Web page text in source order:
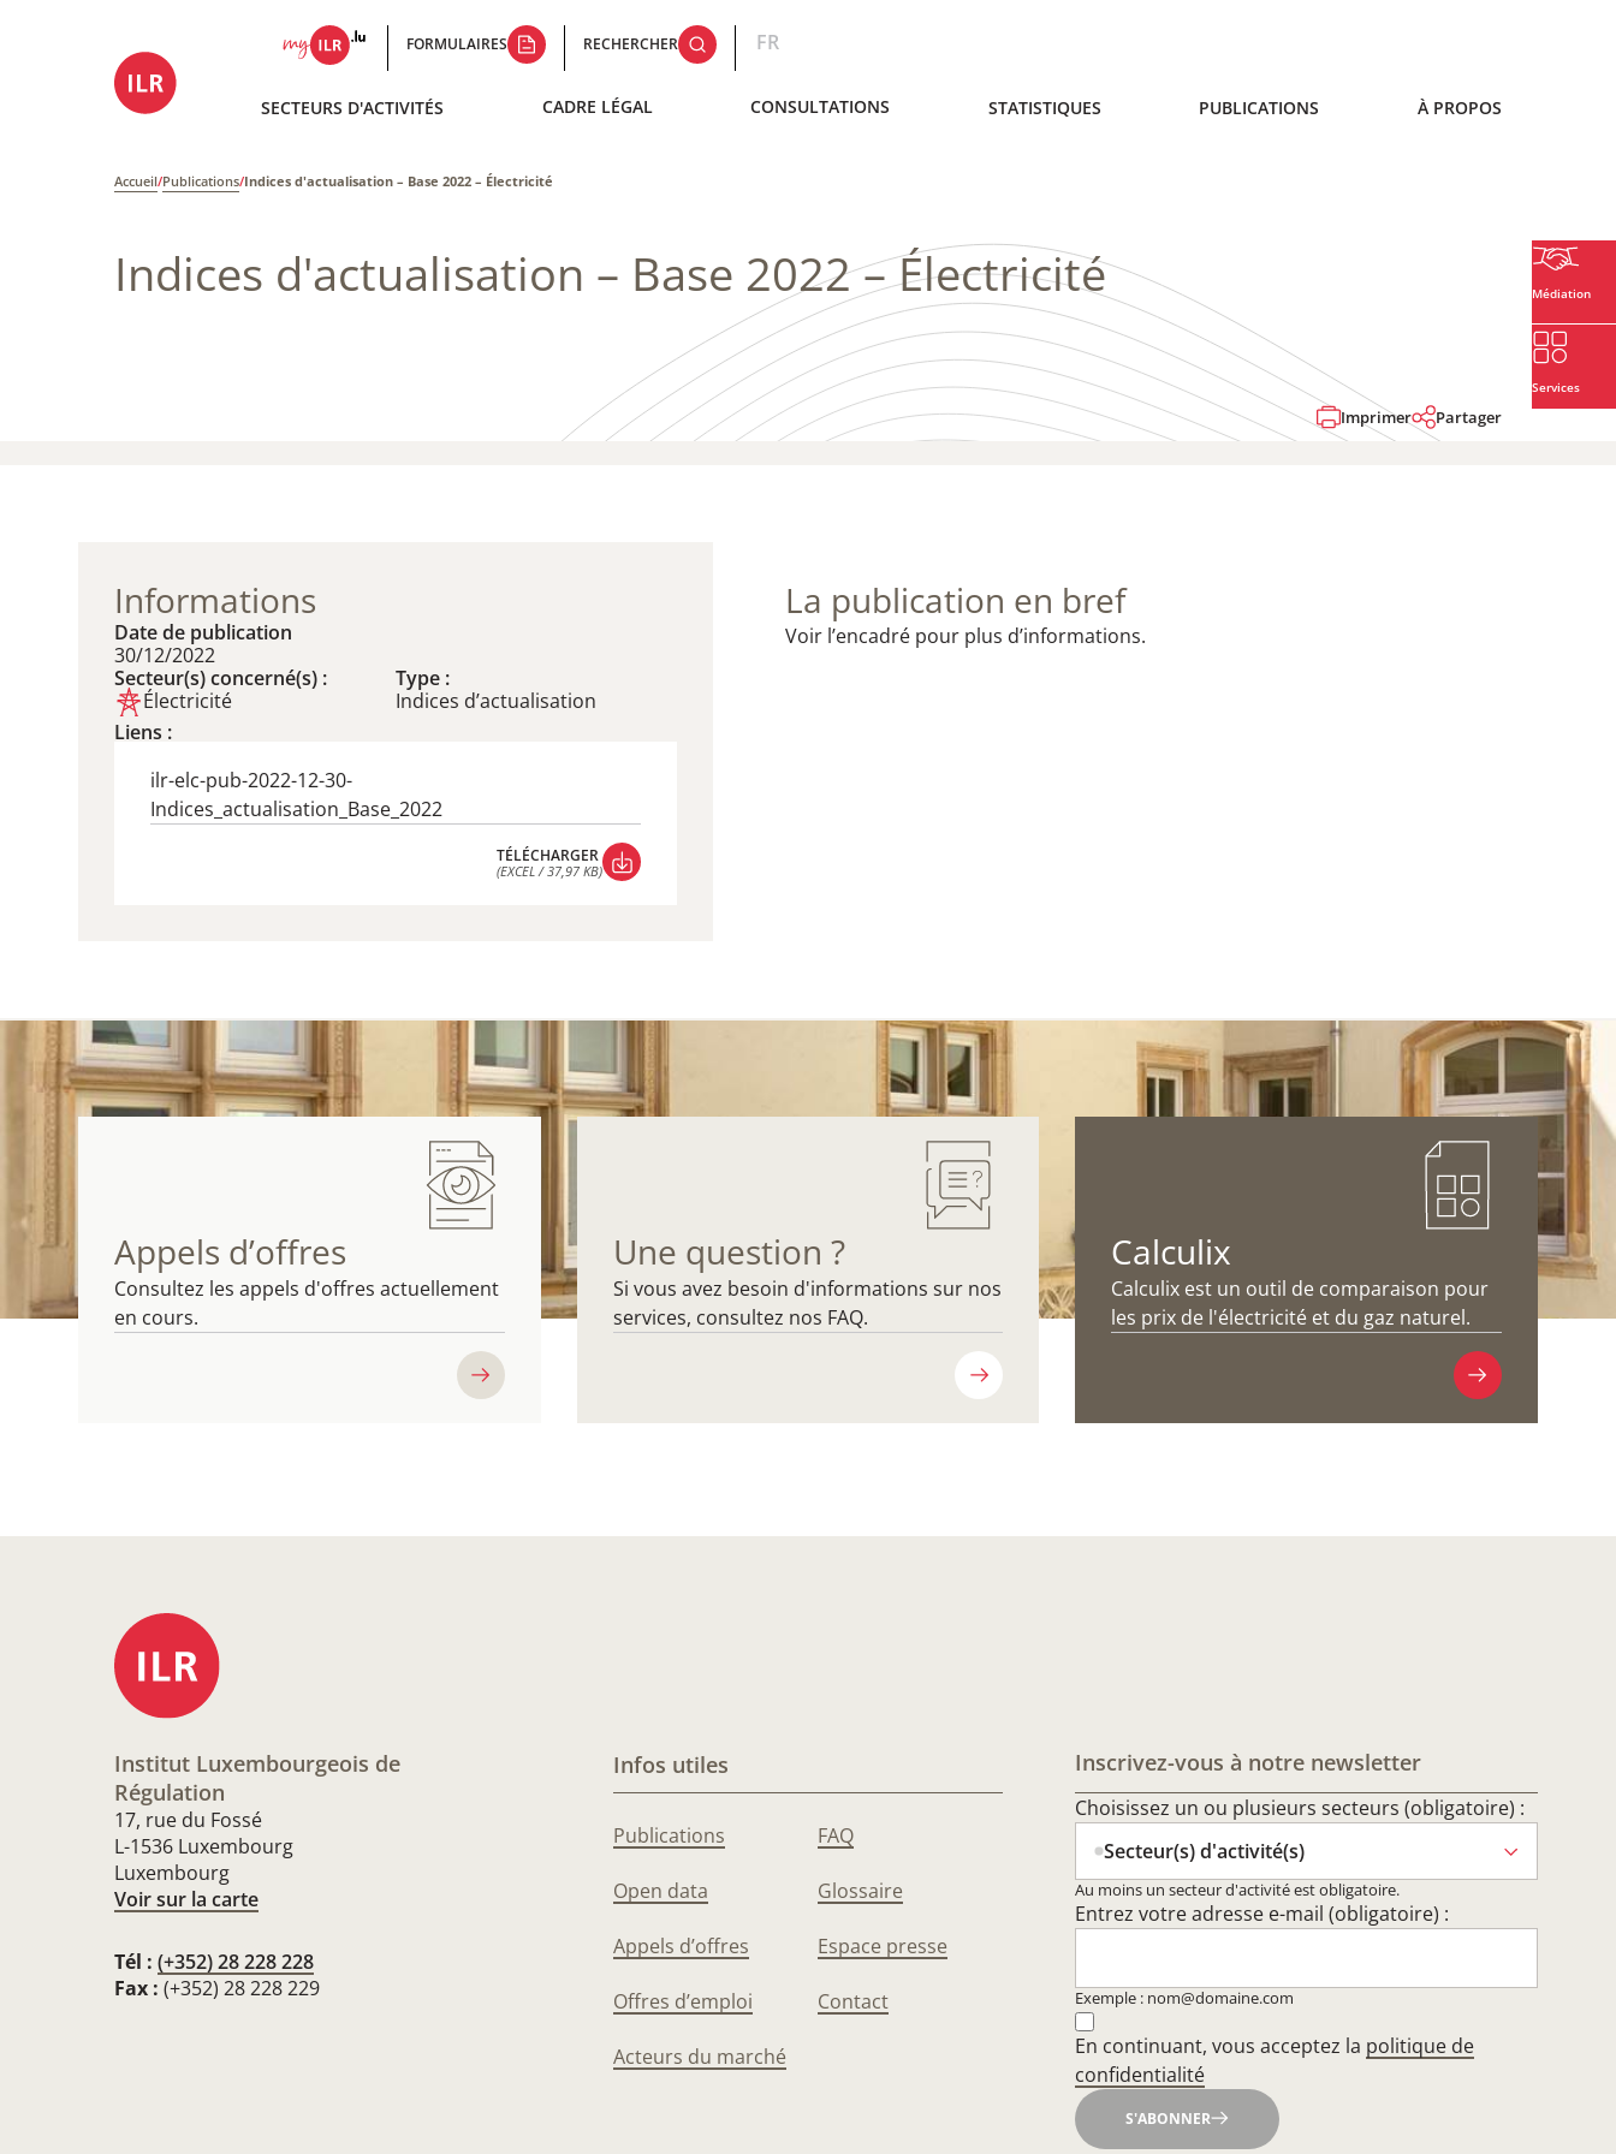
FORMULAIRES RECHERCHER FR
SECTEURS D'ACTIVITÉS CADRE LÉGAL CONSULTATIONS STATISTIQUES PUBLICATIONS À PROPOS
Accueil/Publications/Indices d'actualisation – Base 2022 – Électricité
Médiation
Services
Indices d'actualisation – Base 2022 – Électricité
Imprimer Partager
Informations
Date de publication
30/12/2022
Secteur(s) concerné(s) :
Électricité
Type :
Indices d’actualisation
Liens :
ilr-elc-pub-2022-12-30-
Indices_actualisation_Base_2022
TÉLÉCHARGER
(EXCEL / 37,97 KB)
La publication en bref
Voir l’encadré pour plus d’informations.
Appels d’offres
Consultez les appels d'offres actuellement
en cours.
Une question ?
Si vous avez besoin d'informations sur nos
services, consultez nos FAQ.
Calculix
Calculix est un outil de comparaison pour
les prix de l'électricité et du gaz naturel.
Institut Luxembourgeois de
Régulation
17, rue du Fossé
L-1536 Luxembourg
Luxembourg
Voir sur la carte
Tél : (+352) 28 228 228
Fax : (+352) 28 228 229
Infos utiles
Publications
Open data
Appels d’offres
Offres d’emploi
Acteurs du marché
FAQ
Glossaire
Espace presse
Contact
Inscrivez-vous à notre newsletter
Choisissez un ou plusieurs secteurs (obligatoire) :
Secteur(s) d'activité(s)
Au moins un secteur d'activité est obligatoire.
Entrez votre adresse e-mail (obligatoire) :
Exemple : nom@domaine.com
En continuant, vous acceptez la politique de
confidentialité
S'ABONNER